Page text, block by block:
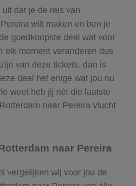
dat je de reis van
wilt maken en ben je
goedkoopste deal wat voor
elk moment veranderen dus
van deze tickets, dan is
deal het enige wat jou nu
weet heb jij nét die laatste
naar Pereira vlucht
naar Pereira
vergelijken wij voor jou de